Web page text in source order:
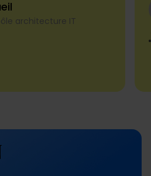
architecture IT